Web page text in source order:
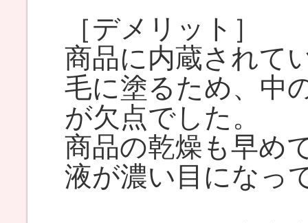
［デメリット］
商品に内蔵されて
毛に塗るため、中
が欠点でした。
商品の乾燥も早め
液が濃い目になっ